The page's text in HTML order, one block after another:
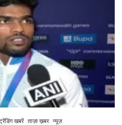
खबरें ताज़ा ख़बर न्यूज़